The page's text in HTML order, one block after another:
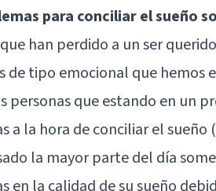
para conciliar el sueño
han perdido a un ser
de tipo emocional que hemos
personas que estando en un
a la hora de conciliar el
la mayor parte del día
en la calidad de su sueño